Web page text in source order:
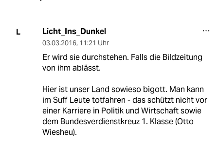
L Licht_Ins_Dunkel
03.03.2016, 11:21 Uhr
Er wird sie durchstehen. Falls die Bildzeitung
von ihm ablässt.
Hier ist unser Land sowieso bigott. Man kann
im Suff Leute totfahren - das schützt nicht vor
einer Karriere in Politik und Wirtschaft sowie
dem Bundesverdienstkreuz 1. Klasse (Otto
Wiesheu).